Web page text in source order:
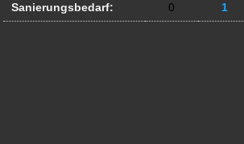
Sanierungsbedarf: 0 1